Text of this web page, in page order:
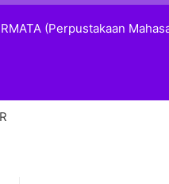
(Perpustakaan